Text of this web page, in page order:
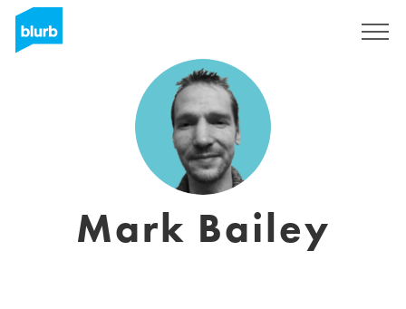
Mark Bailey